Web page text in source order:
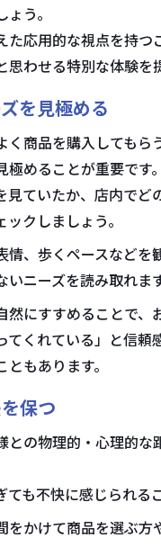
う。
た応用的な視点を持つ
思わせる特別な体験を
を見極める
く商品を購入してもら
極めることが重要です
見ていたか、店内でど
クしましょう。
情、歩くペースなどを
ニーズを読み取れます
然にすすめることで、
てくれている」と信頼
もあります。
保つ
との物理的・心理的な
も不快に感じられる
をかけて商品を選ぶ方